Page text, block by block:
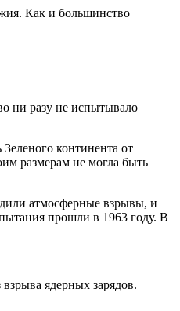
Как и большинство
ни разу не испытывало
континента от
размерам не могла быть
атмосферные взрывы, и
прошли в 1963 году. В
ядерных зарядов.